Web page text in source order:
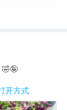
🤣🤪
开方式